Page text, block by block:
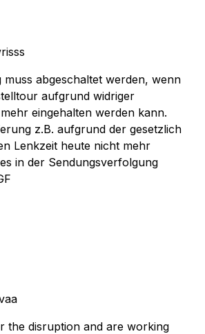
muss abgeschaltet werden, wenn
aufgrund widriger
eingehalten werden kann.
z.B. aufgrund der gesetzlich
Lenkzeit heute nicht mehr
in der Sendungsverfolgung
the disruption and are working